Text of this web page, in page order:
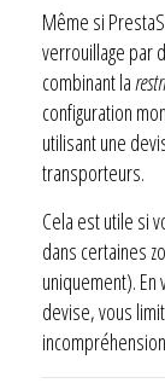
Même si
verrouillage par
combinant la
configuration
utilisant une
transporteurs.
Cela est utile si
dans certaines
uniquement).
devise, vous